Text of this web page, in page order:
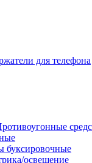
для телефона
буксировочные
освещение